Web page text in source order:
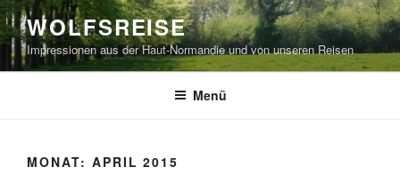
Zum
Inhalt
springen
WOLFSREISE
Impressionen aus der Haut-Normandie und von unseren Reisen
Menü
MONAT: APRIL 2015